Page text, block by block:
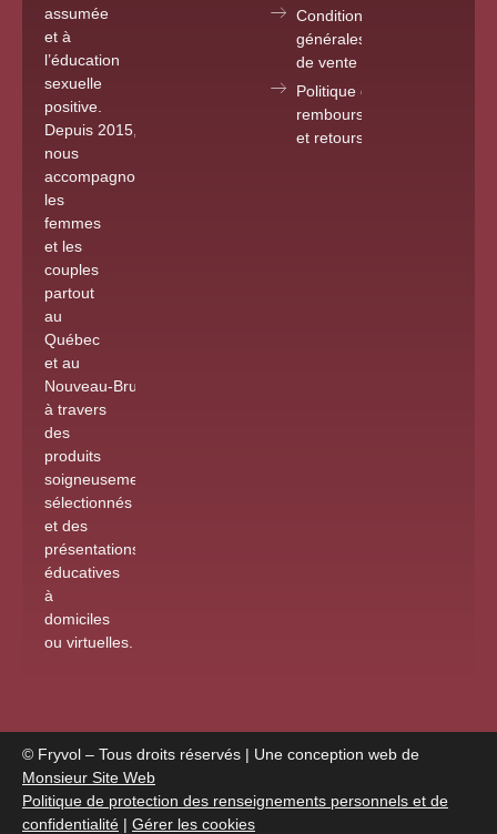
assumée
et à
l’éducation
sexuelle
positive.
Depuis 2015
nous
accompagnons
les
femmes
et les
couples
partout
au
Québec
et au
Nouveau-Brunswick
à travers
des
produits
soigneusement
sélectionnés
et des
présentations
éducatives
à
domiciles
ou virtuelles
Conditions
générales
de vente
Politique de
remboursements
et retours
© Fryvol – Tous droits réservés | Une conception web de
Monsieur Site Web
Politique de protection des renseignements personnels et de
confidentialité | Gérer les cookies